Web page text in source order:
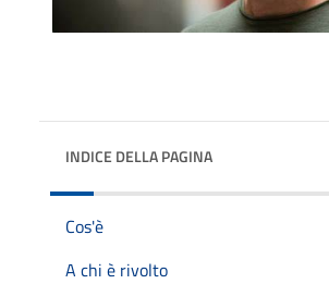
INDICE DELLA PAGINA
Cos'è
A chi è rivolto